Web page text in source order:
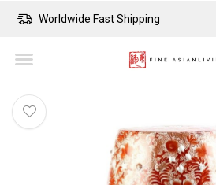
Worldwide Fast Shipping